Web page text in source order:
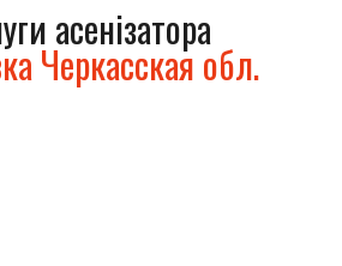
асенізатора
Черкасская обл.